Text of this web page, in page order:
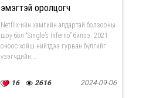
эмэгтэй оролцогч
Netflix-ийн хамгийн алдартай болзооны
шоу бол “Single’s Inferno” билээ. 2021
оноос хойш нийтдээ гурван бүлгийг
үзэгчдийн...
16 2616 2024-09-06